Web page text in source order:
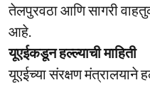
तेलपुरवठा आणि सागरी
आहे.
यूएईकडून हल्ल्याची माहिती
यूएईच्या संरक्षण मंत्रालयाने